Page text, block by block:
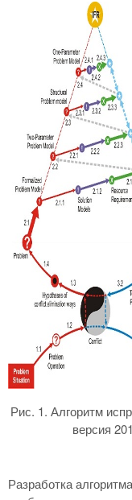
Рис. 1. Алгоритм
версия
Разработка